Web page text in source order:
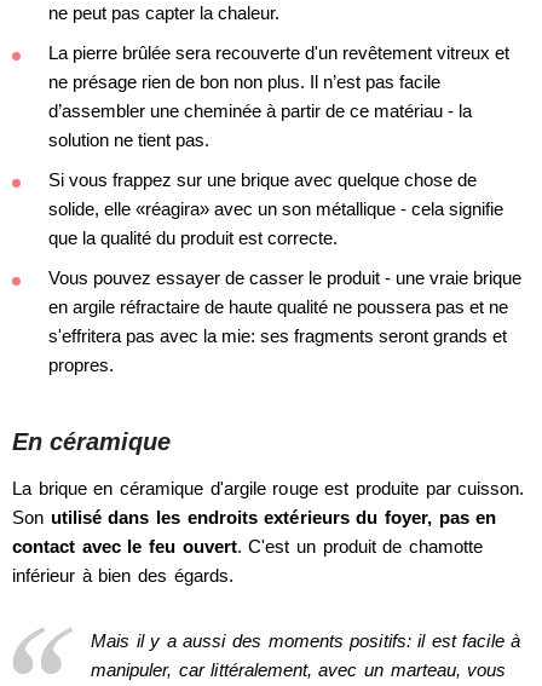
ne peut pas capter la chaleur.
La pierre brûlée sera recouverte d'un revêtement vitreux et
ne présage rien de bon non plus. Il n’est pas facile
d’assembler une cheminée à partir de ce matériau - la
solution ne tient pas.
Si vous frappez sur une brique avec quelque chose de
solide, elle «réagira» avec un son métallique - cela signifie
que la qualité du produit est correcte.
Vous pouvez essayer de casser le produit - une vraie brique
en argile réfractaire de haute qualité ne poussera pas et ne
s'effritera pas avec la mie: ses fragments seront grands et
propres.
En céramique
La brique en céramique d'argile rouge est produite par cuisson.
Son utilisé dans les endroits extérieurs du foyer, pas en
contact avec le feu ouvert. C'est un produit de chamotte
inférieur à bien des égards.
Mais il y a aussi des moments positifs: il est facile à
manipuler, car littéralement, avec un marteau, vous